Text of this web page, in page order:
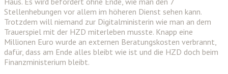
Stellenhebungen vor allem im höheren Dienst sehen kann.
Trotzdem will niemand zur Digitalministerin wie man an dem
Trauerspiel mit der HZD miterleben musste. Knapp eine
Millionen Euro wurde an externen Beratungskosten verbrannt,
dafür, dass am Ende alles bleibt wie ist und die HZD doch beim
Finanzministerium bleibt.